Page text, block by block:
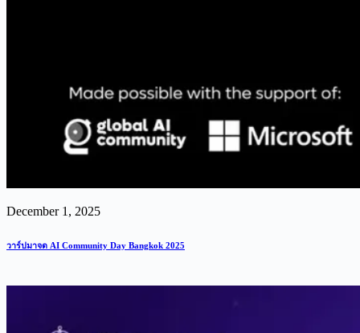
December 1, 2025
วาร์ปมาจด AI Community Day Bangkok 2025